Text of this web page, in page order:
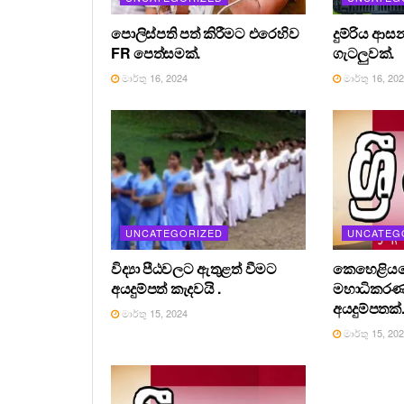
පොලිස්පති පත් කිරීමට එරෙහිව
FR පෙත්සමක්.
මාර්තු 16, 2024
දුම්රිය
ගැටලුවක්.
මාර්තු 16,
UNCATEGORIZED
විද්‍යා පීඨවලට ඇතුළත් වීමට
අයදුම්පත් කැදවයි .
මාර්තු 15, 2024
අයදුම්පතක්.
මාර්තු 15,